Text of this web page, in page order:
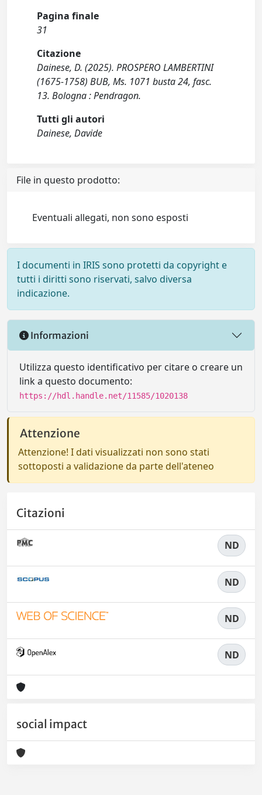
Pagina finale
31
Citazione
Dainese, D. (2025). PROSPERO LAMBERTINI
(1675-1758) BUB, Ms. 1071 busta 24, fasc.
13. Bologna : Pendragon.
Tutti gli autori
Dainese, Davide
File in questo prodotto:
Eventuali allegati, non sono esposti
I documenti in IRIS sono protetti da copyright e
tutti i diritti sono riservati, salvo diversa
indicazione.
Informazioni
Utilizza questo identificativo per citare o creare un
link a questo documento:
https://hdl.handle.net/11585/1020138
Attenzione
Attenzione! I dati visualizzati non sono stati
sottoposti a validazione da parte dell'ateneo
Citazioni
ND
ND
ND
ND
social impact